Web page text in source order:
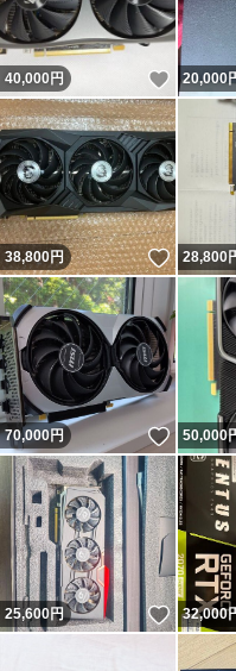
40,000 円 いいね
20,000
38,800円 いいね
28,800
70,000円 いいね
50,000
25,600円 いいね
32,000